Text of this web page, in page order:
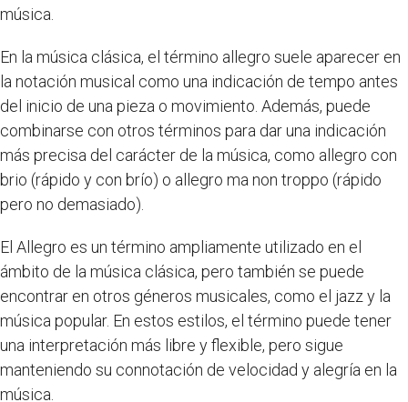
música.
En la música clásica, el término allegro suele aparecer en
la notación musical como una indicación de tempo antes
del inicio de una pieza o movimiento. Además, puede
combinarse con otros términos para dar una indicación
más precisa del carácter de la música, como allegro con
brio (rápido y con brío) o allegro ma non troppo (rápido
pero no demasiado).
El Allegro es un término ampliamente utilizado en el
ámbito de la música clásica, pero también se puede
encontrar en otros géneros musicales, como el jazz y la
música popular. En estos estilos, el término puede tener
una interpretación más libre y flexible, pero sigue
manteniendo su connotación de velocidad y alegría en la
música.